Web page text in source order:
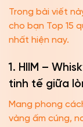
Trong bài viết
cho bạn Top 15
nhất hiện nay.
1. HIIM –
tinh tế giữa
Mang phong
vàng ấm cúng,